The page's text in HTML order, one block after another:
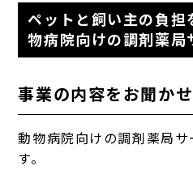
ペットと飼い主の負担
物病院向けの調剤薬局
事業の内容をお聞か
動物病院向けの調剤薬局
す。